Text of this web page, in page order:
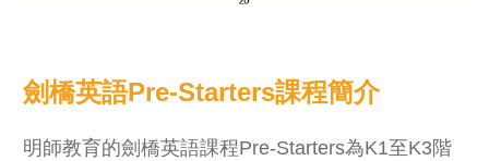
劍橋英語Pre-Starters課程簡介
明師教育的劍橋英語課程Pre-Starters為K1至K3階